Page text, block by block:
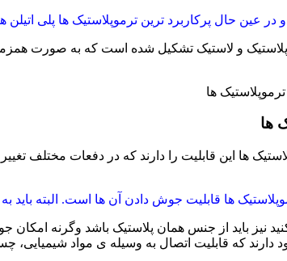
در عین حال پرکاربرد ترین ترموپلاستیک ها پلی اتیلن
پلاستیک و لاستیک تشکیل شده است که به صورت
ها
ها این قابلیت را دارند که در دفعات مختلف
ها قابلیت جوش دادن آن ها است. البته
نیز باید از جنس همان پلاستیک باشد وگرنه امکان
دارند که قابلیت اتصال به وسیله ی مواد شیمیایی،